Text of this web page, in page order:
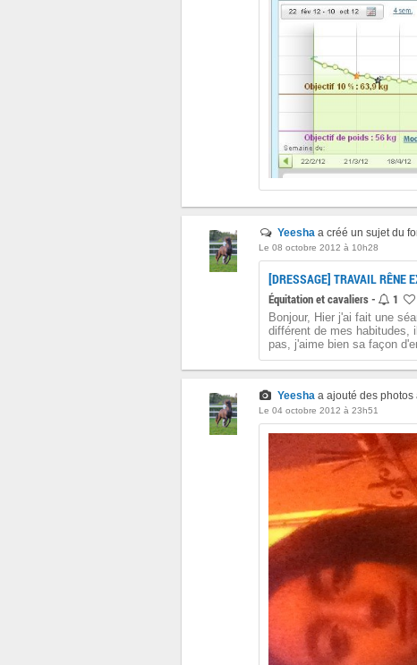
Yeesha a créé un sujet du
Le 08 octobre 2012 à 10h28
[DRESSAGE] TRAVAIL RÊNE
Équitation et cavaliers - 1
Bonjour, Hier j'ai fait une
différent de mes habitudes,
pas, j'aime bien sa façon
Yeesha a ajouté des
Le 04 octobre 2012 à 23h51